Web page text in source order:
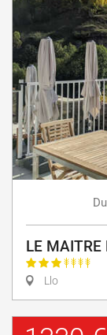
Du
LE MAITRE
Llo